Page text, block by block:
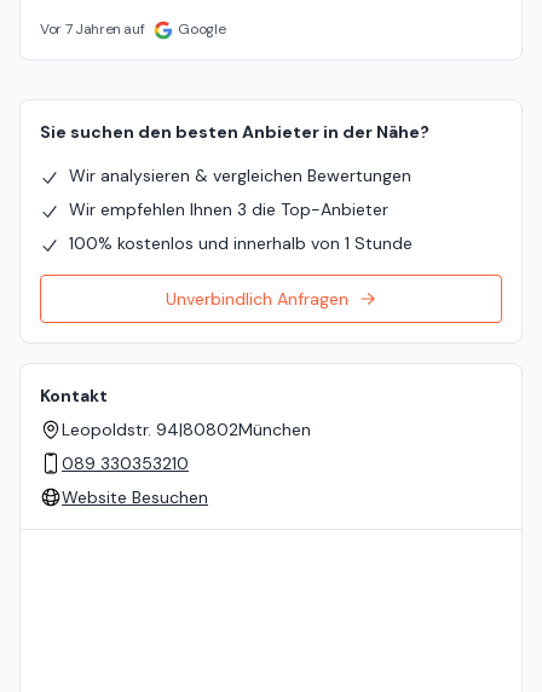
Vor 7 Jahren auf Google
Sie suchen den besten Anbieter in der Nähe?
Wir analysieren & vergleichen Bewertungen
Wir empfehlen Ihnen 3 die Top-Anbieter
100% kostenlos und innerhalb von 1 Stunde
Unverbindlich Anfragen
Kontakt
Leopoldstr. 94|80802München
089 330353210
Website Besuchen